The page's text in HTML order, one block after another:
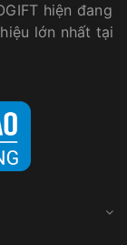
hiện đang
lớn nhất tại